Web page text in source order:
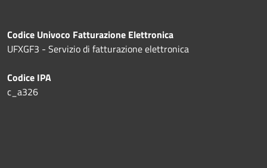
Codice Univoco Fatturazione Elettronica
UFXGF3 - Servizio di fatturazione elettronica
Codice IPA
c_a326